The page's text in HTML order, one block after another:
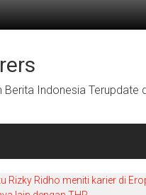
Indonesia
Rizky Ridho meniti karier di